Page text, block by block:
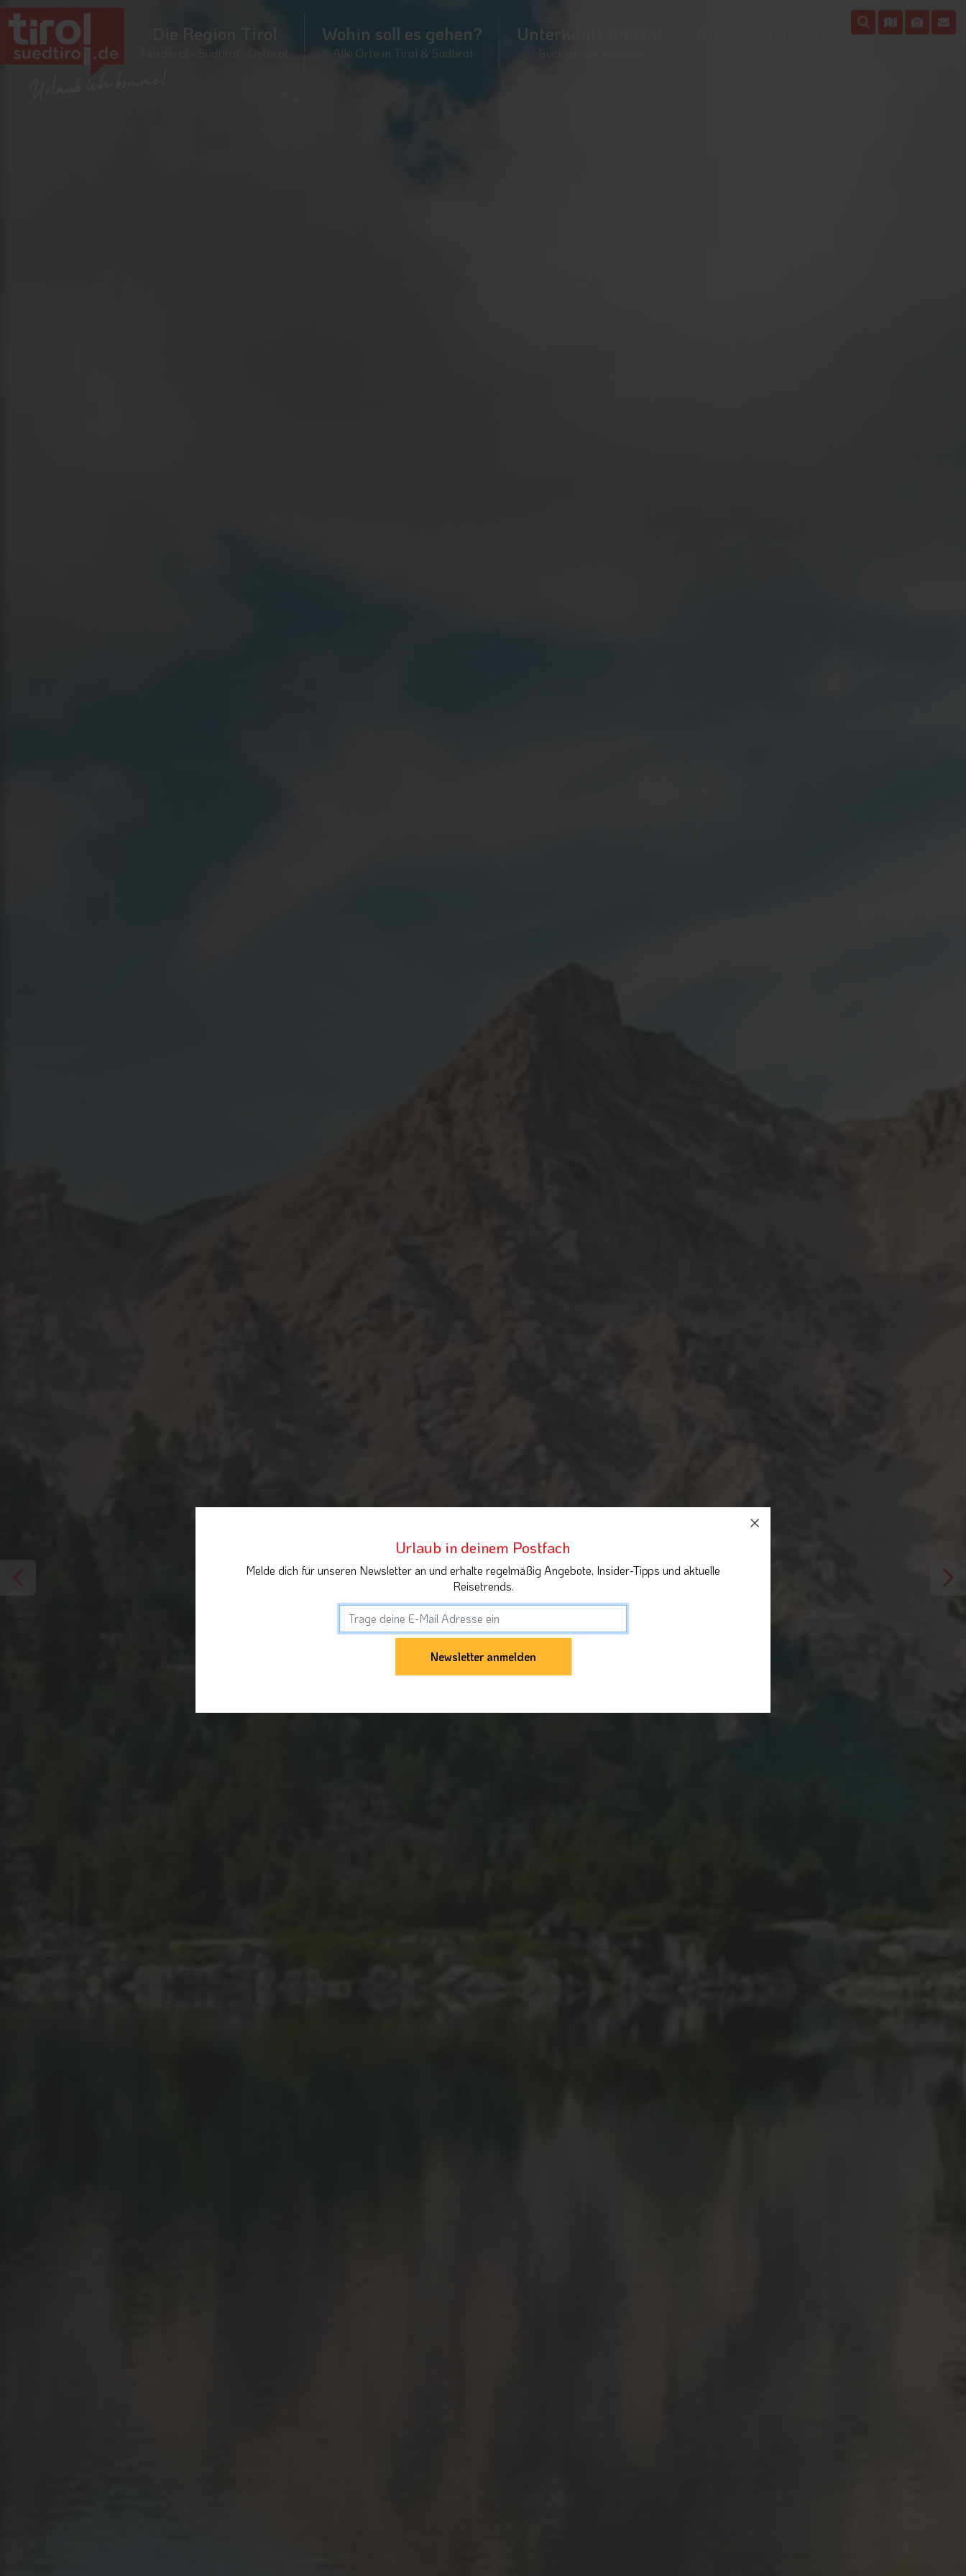
Die Region Tirol
Nordtirol - Südtirol - Osttirol
Wohin soll es gehen?
Alle Orte in Tirol & Südtirol
Unterkunft finden!
Suchen und buchen
Urlaub in deinem Postfach
Melde dich für unseren Newsletter an und erhalte regelmäßig Angebote, Insider-Tipps und aktuelle
Reisetrends.